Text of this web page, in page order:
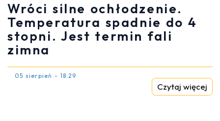
Wróci silne ochłodzenie.
Temperatura spadnie do 4
stopni. Jest termin fali
zimna
05 sierpień - 18:29
Czytaj więcej